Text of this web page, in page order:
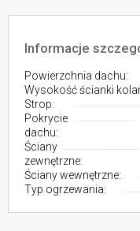
Informacje
Powierzchnia dachu:
Wysokość ścianki
Strop:
Pokrycie
dachu:
Ściany
zewnętrzne:
Ściany wewnętrzne:
Typ ogrzewania: